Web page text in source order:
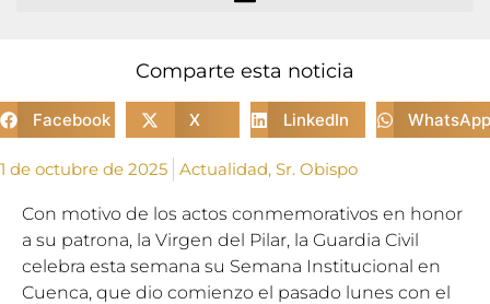
Comparte esta noticia
Facebook X LinkedIn WhatsApp
1 de octubre de 2025 Actualidad, Sr. Obispo
Con motivo de los actos conmemorativos en honor
a su patrona, la Virgen del Pilar, la Guardia Civil
celebra esta semana su Semana Institucional en
Cuenca, que dio comienzo el pasado lunes con el